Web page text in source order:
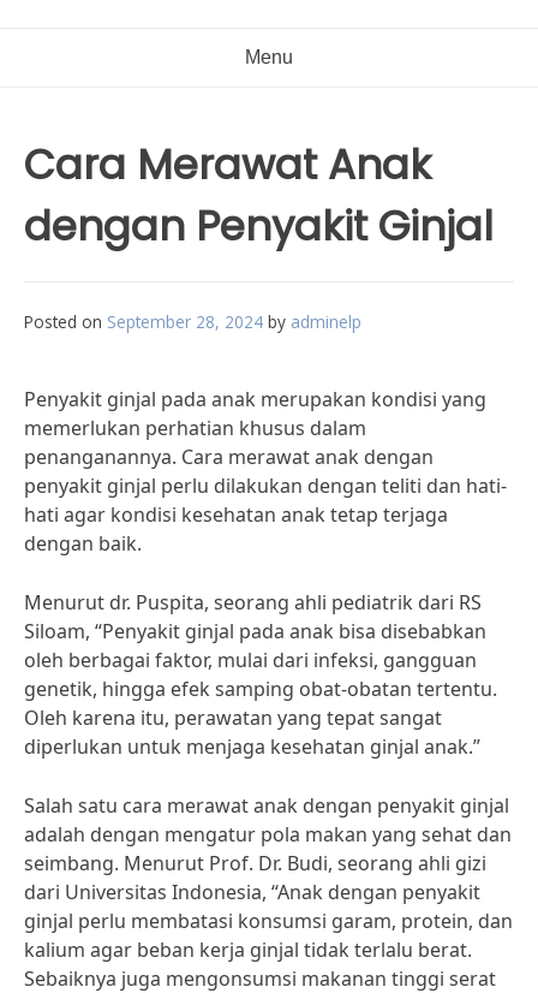
Menu
Cara Merawat Anak
dengan Penyakit Ginjal
Posted on September 28, 2024 by adminelp
Penyakit ginjal pada anak merupakan kondisi yang
memerlukan perhatian khusus dalam
penanganannya. Cara merawat anak dengan
penyakit ginjal perlu dilakukan dengan teliti dan hati-
hati agar kondisi kesehatan anak tetap terjaga
dengan baik.
Menurut dr. Puspita, seorang ahli pediatrik dari RS
Siloam, “Penyakit ginjal pada anak bisa disebabkan
oleh berbagai faktor, mulai dari infeksi, gangguan
genetik, hingga efek samping obat-obatan tertentu.
Oleh karena itu, perawatan yang tepat sangat
diperlukan untuk menjaga kesehatan ginjal anak.”
Salah satu cara merawat anak dengan penyakit ginjal
adalah dengan mengatur pola makan yang sehat dan
seimbang. Menurut Prof. Dr. Budi, seorang ahli gizi
dari Universitas Indonesia, “Anak dengan penyakit
ginjal perlu membatasi konsumsi garam, protein, dan
kalium agar beban kerja ginjal tidak terlalu berat.
Sebaiknya juga mengonsumsi makanan tinggi serat